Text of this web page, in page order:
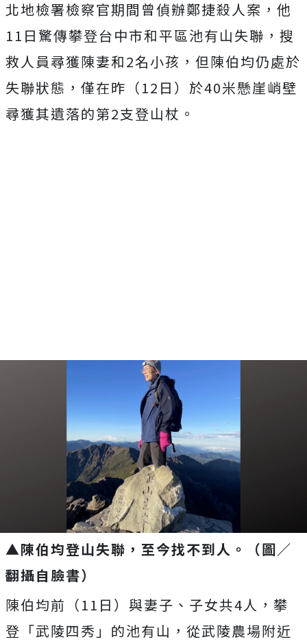
北地檢署檢察官期間曾偵辦鄭捷殺人案，他
11日驚傳攀登台中市和平區池有山失聯，搜
救人員尋獲陳妻和2名小孩，但陳伯均仍處於
失聯狀態，僅在昨（12日）於40米懸崖峭壁
尋獲其遺落的第2支登山杖。
▲陳伯均登山失聯，至今找不到人。（圖／
翻攝自臉書）
陳伯均前（11日）與妻子、子女共4人，攀
登「武陵四秀」的池有山，從武陵農場附近